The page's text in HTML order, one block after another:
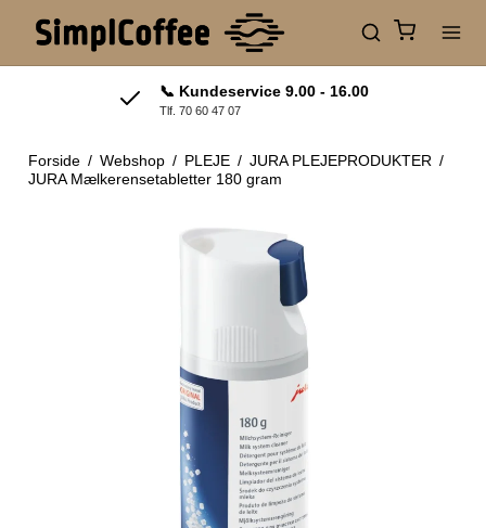
📞 Kundeservice 9.00 - 16.00
Tlf. 70 60 47 07
Forside / Webshop / PLEJE / JURA PLEJEPRODUKTER /
JURA Mælkerensetabletter 180 gram